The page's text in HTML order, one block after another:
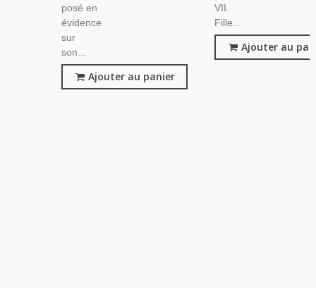
posé en
évidence
sur
son...
Ajouter au panier
VII.
Fille...
Ajouter au